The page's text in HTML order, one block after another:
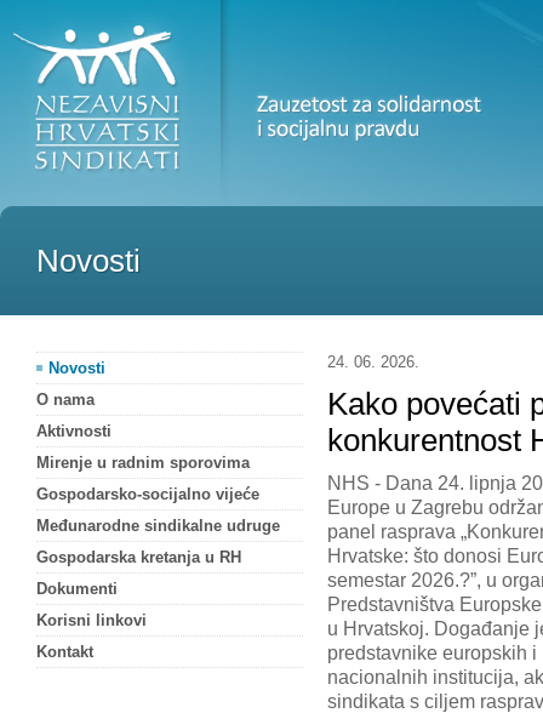
Novosti
24. 06. 2026.
Kako povećati
konkurentnost
NHS - Dana 24. lipnja
Europe u Zagrebu
panel rasprava
Hrvatske: što donosi
semestar 2026.?”, u
Predstavništva
u Hrvatskoj. Događanje
predstavnike europskih i
nacionalnih institucija,
sindikata s ciljem
Novosti
O nama
Aktivnosti
Mirenje u radnim sporovima
Gospodarsko-socijalno vijeće
Međunarodne sindikalne udruge
Gospodarska kretanja u RH
Dokumenti
Korisni linkovi
Kontakt